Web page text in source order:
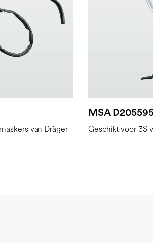
van Dräger
MSA
Geschikt voor 3S